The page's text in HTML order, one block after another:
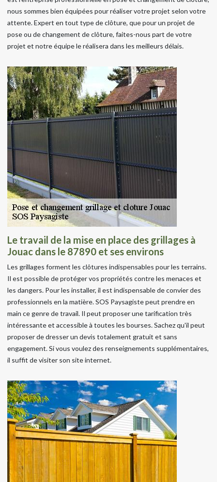
nous sommes bien équipées pour réaliser votre projet selon votre
attente. Expert en tout type de clôture, que pour un projet de
pose ou de changement de clôture, faites-nous part de votre
projet et notre équipe le réalisera dans les meilleurs délais.
Le travail de la mise en place des grillages à
Jouac dans le 87890 et ses environs
Les grillages forment les clôtures indispensables pour les terrains.
Il est possible de protéger vos propriétés contre les menaces et
les dangers. Pour les installer, il est indispensable de convier des
professionnels en la matière. SOS Paysagiste peut prendre en
main ce genre de travail. Il peut proposer une tarification très
intéressante et accessible à toutes les bourses. Sachez qu'il peut
proposer de dresser un devis totalement gratuit et sans
engagement. Si vous voulez des renseignements supplémentaires,
il suffit de visiter son site internet.